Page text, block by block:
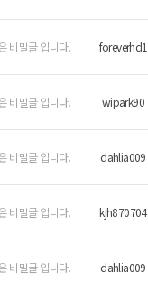
비밀글 입니다. foreverhd1
비밀글 입니다. wipark90
비밀글 입니다. dahlia009
비밀글 입니다. kjh870704
비밀글 입니다. dahlia009